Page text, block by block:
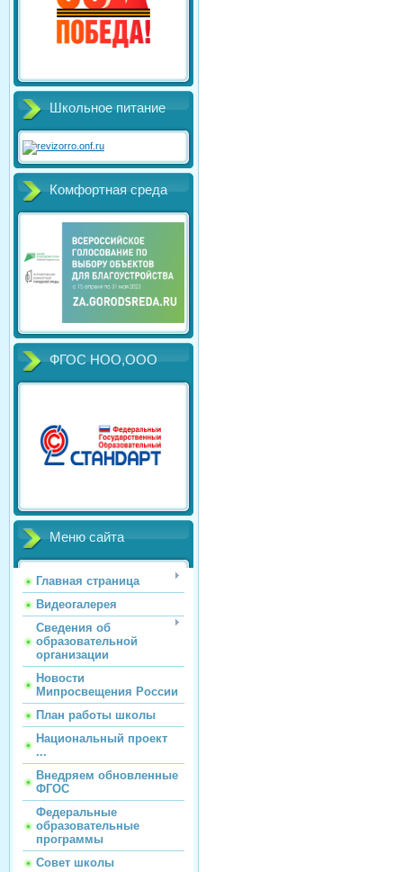
Школьное питание
Комфортная среда
ФГОС НОО,ООО
Меню сайта
Главная страница
Видеогалерея
Сведения об
образовательной
организации
Новости
Мипросвещения России
План работы школы
Национальный проект
...
Внедряем обновленные
ФГОС
Федеральные
образовательные
программы
Совет школы